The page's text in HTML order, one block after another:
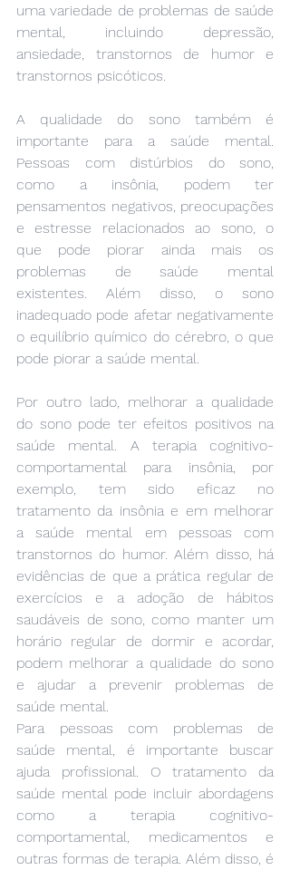
uma variedade de problemas de saúde
mental, incluindo depressão,
ansiedade, transtornos de humor e
transtornos psicóticos.
A qualidade do sono também é
importante para a saúde mental.
Pessoas com distúrbios do sono,
como a insônia, podem ter
pensamentos negativos, preocupações
e estresse relacionados ao sono, o
que pode piorar ainda mais os
problemas de saúde mental
existentes. Além disso, o sono
inadequado pode afetar negativamente
o equilíbrio químico do cérebro, o que
pode piorar a saúde mental.
Por outro lado, melhorar a qualidade
do sono pode ter efeitos positivos na
saúde mental. A terapia cognitivo-
comportamental para insônia, por
exemplo, tem sido eficaz no
tratamento da insônia e em melhorar
a saúde mental em pessoas com
transtornos do humor. Além disso, há
evidências de que a prática regular de
exercícios e a adoção de hábitos
saudáveis de sono, como manter um
horário regular de dormir e acordar,
podem melhorar a qualidade do sono
e ajudar a prevenir problemas de
saúde mental.
Para pessoas com problemas de
saúde mental, é importante buscar
ajuda profissional. O tratamento da
saúde mental pode incluir abordagens
como a terapia cognitivo-
comportamental, medicamentos e
outras formas de terapia. Além disso, é